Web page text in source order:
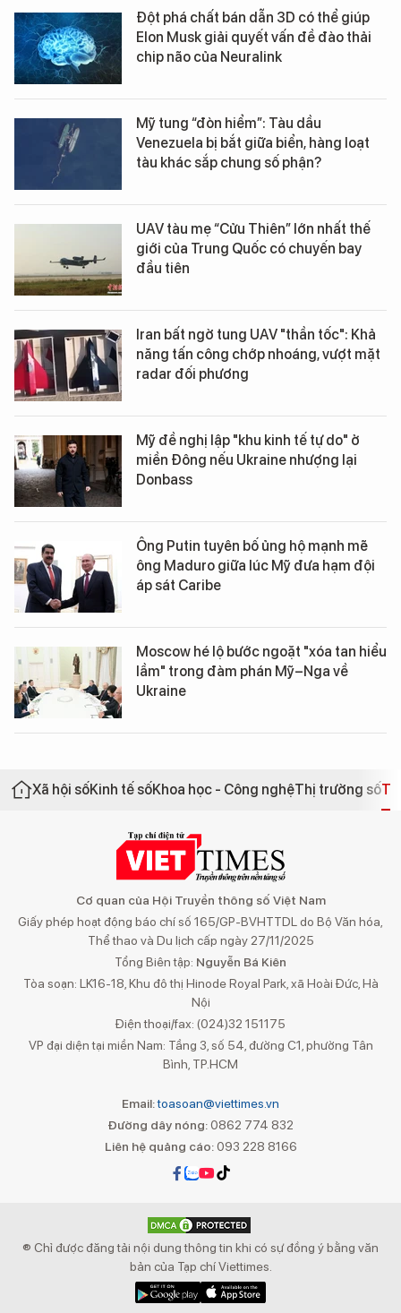
Đột phá chất bán dẫn 3D có thể giúp
Elon Musk giải quyết vấn đề đào thải
chip não của Neuralink
Mỹ tung “đòn hiểm”: Tàu dầu
Venezuela bị bắt giữa biển, hàng loạt
tàu khác sắp chung số phận?
UAV tàu mẹ “Cửu Thiên” lớn nhất thế
giới của Trung Quốc có chuyến bay
đầu tiên
Iran bất ngờ tung UAV "thần tốc": Khả
năng tấn công chớp nhoáng, vượt mặt
radar đối phương
Mỹ đề nghị lập "khu kinh tế tự do" ở
miền Đông nếu Ukraine nhượng lại
Donbass
Ông Putin tuyên bố ủng hộ mạnh mẽ
ông Maduro giữa lúc Mỹ đưa hạm đội
áp sát Caribe
Moscow hé lộ bước ngoặt "xóa tan hiểu
lầm" trong đàm phán Mỹ–Nga về
Ukraine
Xã hội sốKinh tế sốKhoa học - Công nghệThị trường số
Cơ quan của Hội Truyền thông số Việt Nam
Giấy phép hoạt động báo chí số 165/GP-BVHTTDL do Bộ Văn hóa,
Thể thao và Du lịch cấp ngày 27/11/2025
Tổng Biên tập: Nguyễn Bá Kiên
Tòa soạn: LK16-18, Khu đô thị Hinode Royal Park, xã Hoài Đức, Hà
Nội
Điện thoại/fax: (024)32 151175
VP đại diện tại miền Nam: Tầng 3, số 54, đường C1, phường Tân
Bình, TP.HCM
Email:toasoan@viettimes.vn
Đường dây nóng: 0862 774 832
Liên hệ quảng cáo:093 228 8166
® Chỉ được đăng tải nội dung thông tin khi có sự đồng ý bằng văn
bản của Tạp chí Viettimes.